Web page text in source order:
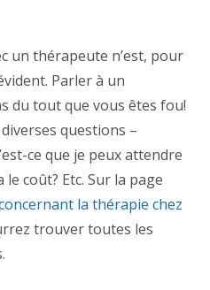
un thérapeute n’est, pour
Parler à un
du tout que vous êtes fou!
questions –
ce que je peux attendre
le coût? Etc. Sur la page
la thérapie chez
trouver toutes les